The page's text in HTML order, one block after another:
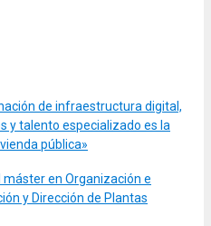
de infraestructura digital,
y talento especializado es la
pública»
máster en Organización e
y Dirección de Plantas